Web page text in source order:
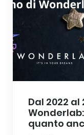
Dal 2022 al
quanto